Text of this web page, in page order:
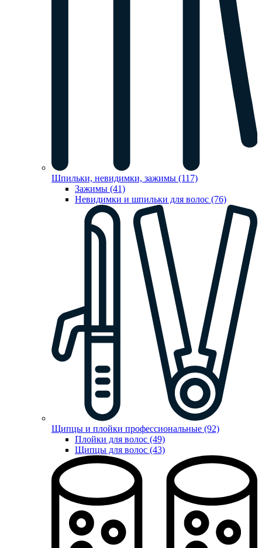
Шпильки, невидимки, зажимы (117)
Зажимы (41)
Невидимки и шпильки для волос (76)
Щипцы и плойки профессиональные (92)
Плойки для волос (49)
Щипцы для волос (43)